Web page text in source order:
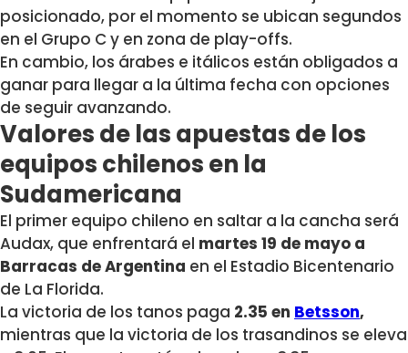
posicionado, por el momento se ubican segundos
en el Grupo C y en zona de play-offs.
En cambio, los árabes e itálicos están obligados a
ganar para llegar a la última fecha con opciones
de seguir avanzando.
Valores de las apuestas de los
equipos chilenos en la
Sudamericana
El primer equipo chileno en saltar a la cancha será
Audax, que enfrentará el martes 19 de mayo a
Barracas de Argentina en el Estadio Bicentenario
de La Florida.
La victoria de los tanos paga 2.35 en Betsson,
mientras que la victoria de los trasandinos se eleva